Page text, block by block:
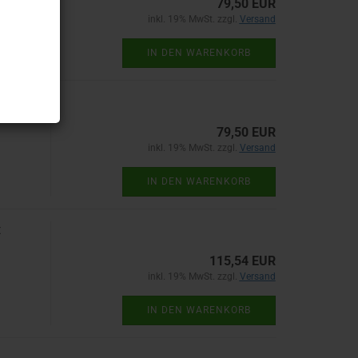
79,50 EUR
inkl. 19% MwSt. zzgl. Versand
IN DEN WARENKORB
79,50 EUR
inkl. 19% MwSt. zzgl. Versand
IN DEN WARENKORB
115,54 EUR
inkl. 19% MwSt. zzgl. Versand
IN DEN WARENKORB